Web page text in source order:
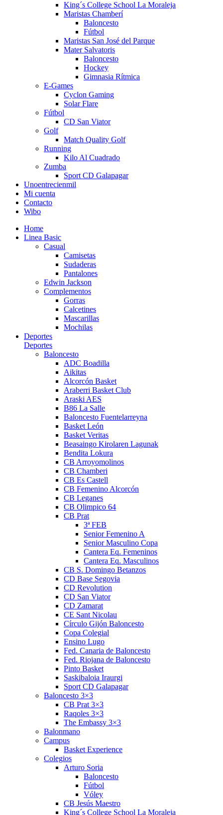
King´s College School La Moraleja
Maristas Chamberí
Baloncesto
Fútbol
Maristas San José del Parque
Mater Salvatoris
Baloncesto
Hockey
Gimnasia Rítmica
E-Games
Cyclon Gaming
Solar Flare
Fútbol
CD San Viator
Golf
Match Quality Golf
Running
Kilo Al Cuadrado
Zumba
Sport CD Galapagar
Unoentrecienmil
Mi cuenta
Contacto
Wibo
Home
Linea Basic
Casual
Camisetas
Sudaderas
Pantalones
Edwin Jackson
Complementos
Gorras
Calcetines
Mascarillas
Mochilas
Deportes
Deportes
Baloncesto
ADC Boadilla
Aikitas
Alcorcón Basket
Araberri Basket Club
Araski AES
B86 La Salle
Baloncesto Fuentelarreyna
Basket León
Basket Veritas
Beasaingo Kirolaren Lagunak
Bendita Lokura
CB Arroyomolinos
CB Chamberi
CB Es Castell
CB Femenino Alcorcón
CB Leganes
CB Olimpico 64
CB Prat
3ª FEB
Senior Femenino A
Senior Masculino Copa
Cantera Eq. Femeninos
Cantera Eq. Masculinos
CB S. Domingo Betanzos
CD Base Segovia
CD Revolution
CD San Viator
CD Zamarat
CE Sant Nicolau
Círculo Gijón Baloncesto
Copa Colegial
Ensino Lugo
Fed. Canaria de Baloncesto
Fed. Riojana de Baloncesto
Pinto Basket
Saskibaloia Iraurgi
Sport CD Galapagar
Baloncesto 3×3
CB Prat 3×3
Raqoles 3×3
The Embassy 3×3
Balonmano
Campus
Basket Experience
Colegios
Arturo Soria
Baloncesto
Fútbol
Vóley
CB Jesús Maestro
King´s College School La Moraleja